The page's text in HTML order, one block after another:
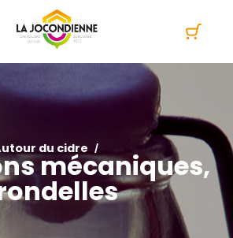
du cidre
mécaniques,
panel